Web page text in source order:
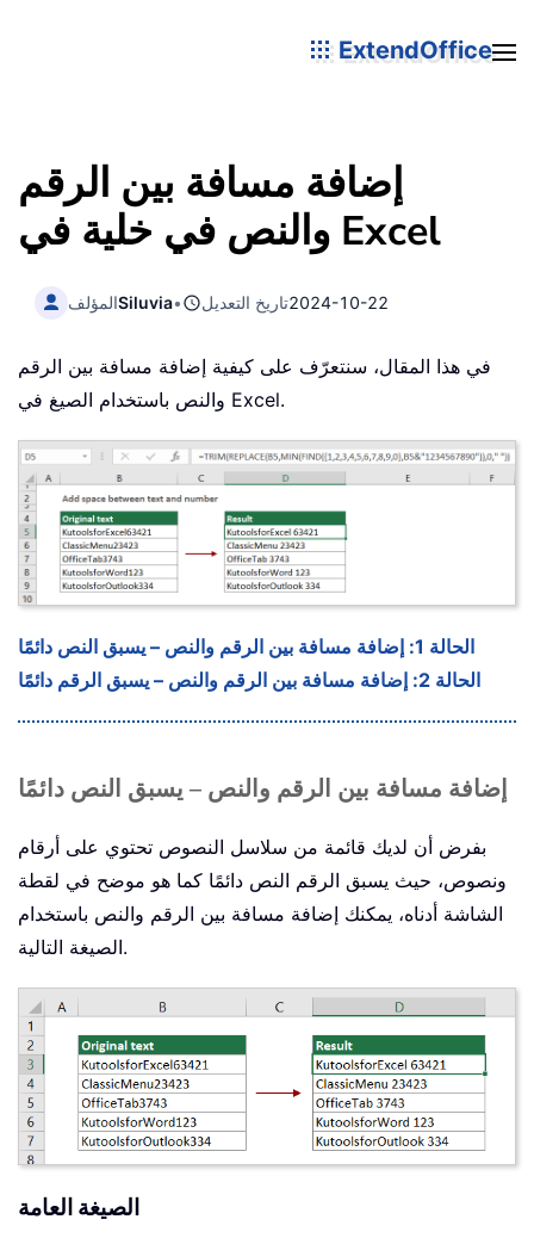
ExtendOffice
إضافة مسافة بين الرقم
والنص في خلية في Excel
المؤلفSiluvia• تاريخ التعديل2024-10-22
في هذا المقال، سنتعرّف على كيفية إضافة مسافة بين الرقم
والنص باستخدام الصيغ في Excel.
الحالة 1: إضافة مسافة بين الرقم والنص – يسبق النص دائمًا
الحالة 2: إضافة مسافة بين الرقم والنص – يسبق الرقم دائمًا
إضافة مسافة بين الرقم والنص – يسبق النص دائمًا
بفرض أن لديك قائمة من سلاسل النصوص تحتوي على أرقام
ونصوص، حيث يسبق الرقم النص دائمًا كما هو موضح في لقطة
الشاشة أدناه، يمكنك إضافة مسافة بين الرقم والنص باستخدام
الصيغة التالية.
الصيغة العامة